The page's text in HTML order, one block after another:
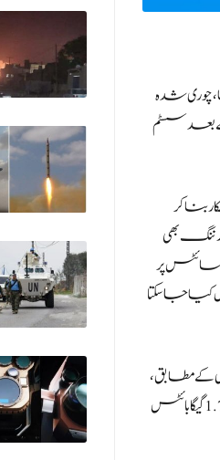
چوری شدہ
کرنے کے بعد سسٹم
بنا کر
بھی
پر
کیا جاسکتا
کیسپرسکی کے مطابق،
یہ تمام انسٹالیشن فائلز مشکوک ہیں مگر ان میں سے ایک خاص فائل، جوکے نام سے ہے اور جس کا سائز 1.75 گیگا بائٹس